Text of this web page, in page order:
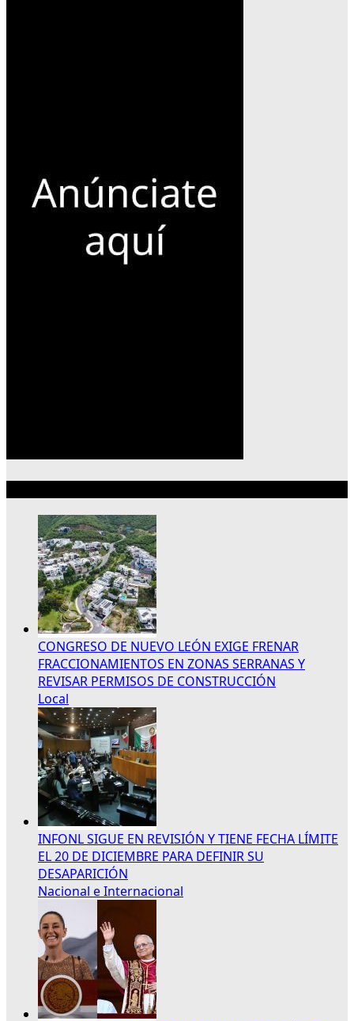
CONGRESO DE NUEVO LEÓN EXIGE FRENAR
FRACCIONAMIENTOS EN ZONAS SERRANAS Y
REVISAR PERMISOS DE CONSTRUCCIÓN
Local
INFONL SIGUE EN REVISIÓN Y TIENE FECHA LÍMITE
EL 20 DE DICIEMBRE PARA DEFINIR SU
DESAPARICIÓN
Nacional e Internacional